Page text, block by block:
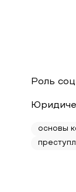
Роль
основы